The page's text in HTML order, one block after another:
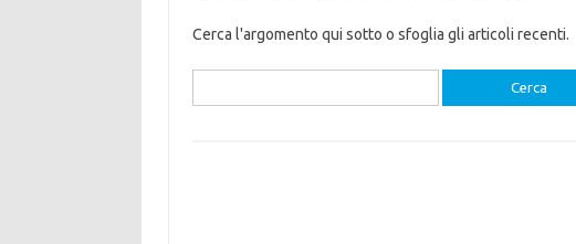
Cerca l'argomento qui sotto o sfoglia gli articoli recenti.
per: